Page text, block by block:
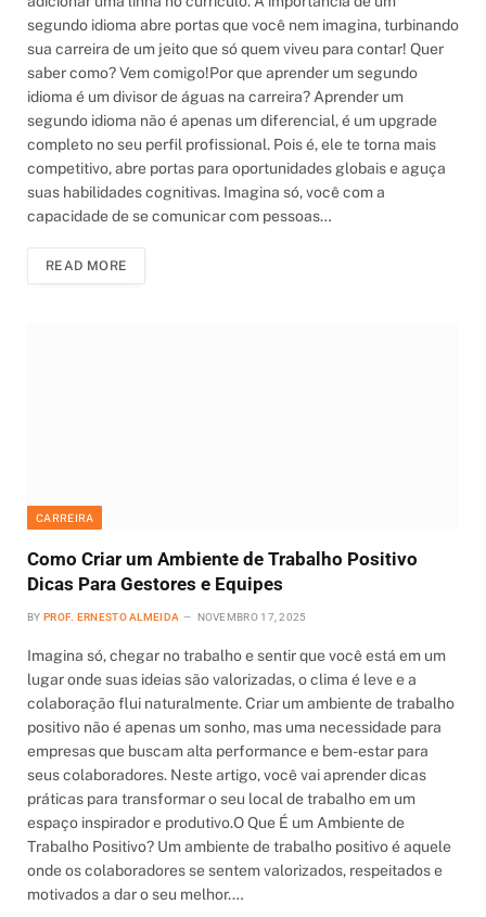
segundo idioma abre portas que você nem imagina, turbinando
sua carreira de um jeito que só quem viveu para contar! Quer
saber como? Vem comigo!Por que aprender um segundo
idioma é um divisor de águas na carreira? Aprender um
segundo idioma não é apenas um diferencial, é um upgrade
completo no seu perfil profissional. Pois é, ele te torna mais
competitivo, abre portas para oportunidades globais e aguça
suas habilidades cognitivas. Imagina só, você com a
capacidade de se comunicar com pessoas…
READ MORE
CARREIRA
Como Criar um Ambiente de Trabalho Positivo
Dicas Para Gestores e Equipes
BY PROF. ERNESTO ALMEIDA NOVEMBRO 17, 2025
Imagina só, chegar no trabalho e sentir que você está em um
lugar onde suas ideias são valorizadas, o clima é leve e a
colaboração flui naturalmente. Criar um ambiente de trabalho
positivo não é apenas um sonho, mas uma necessidade para
empresas que buscam alta performance e bem-estar para
seus colaboradores. Neste artigo, você vai aprender dicas
práticas para transformar o seu local de trabalho em um
espaço inspirador e produtivo.O Que É um Ambiente de
Trabalho Positivo? Um ambiente de trabalho positivo é aquele
onde os colaboradores se sentem valorizados, respeitados e
motivados a dar o seu melhor.…